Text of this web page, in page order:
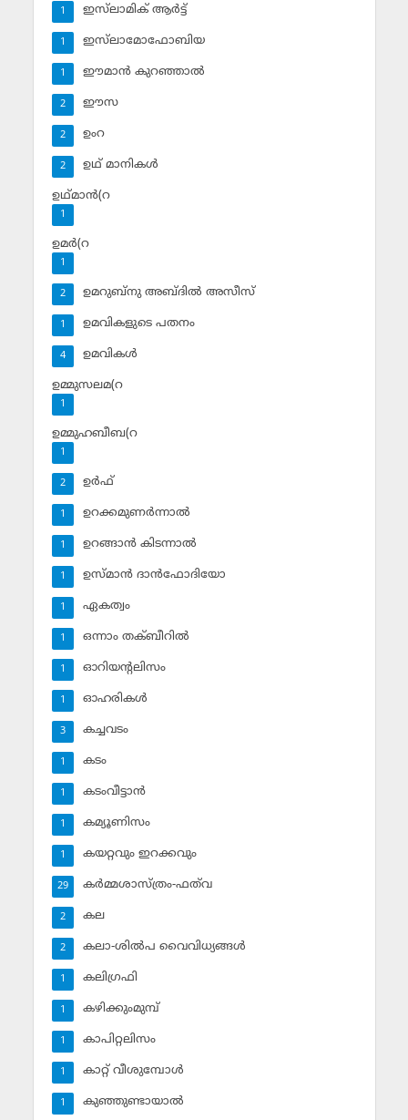
ഇസ്‌ലാമിക് ആര്‍ട്ട്
1
ഇസ്‌ലാമോഫോബിയ
1
ഈമാന്‍ കുറഞ്ഞാല്‍
1
ഈസ
2
ഉംറ
2
ഉഥ് മാനികള്‍
2
ഉഥ്മാന്‍(റ
1
ഉമര്‍(റ
1
ഉമറുബ്‌നു അബ്ദില്‍ അസീസ്‌
2
ഉമവികളുടെ പതനം
1
ഉമവികള്‍
4
ഉമ്മുസലമ(റ
1
ഉമ്മുഹബീബ(റ
1
ഉര്‍ഫ്
2
ഉറക്കമുണര്‍ന്നാല്‍
1
ഉറങ്ങാന്‍ കിടന്നാല്‍
1
ഉസ്മാന്‍ ദാന്‍ഫോദിയോ
1
ഏകത്വം
1
ഒന്നാം തക്ബീറില്‍
1
ഓറിയന്റലിസം
1
ഓഹരികള്‍
1
കച്ചവടം
3
കടം
1
കടംവീട്ടാന്‍
1
കമ്യൂണിസം
1
കയറ്റവും ഇറക്കവും
1
കര്‍മ്മശാസ്ത്രം-ഫത്‌വ
29
കല
2
കലാ-ശില്‍പ വൈവിധ്യങ്ങള്‍
2
കലിഗ്രഫി
1
കഴിക്കുംമുമ്പ്
1
കാപിറ്റലിസം
1
കാറ്റ് വീശുമ്പോള്‍
1
കുഞ്ഞുണ്ടായാല്‍
1